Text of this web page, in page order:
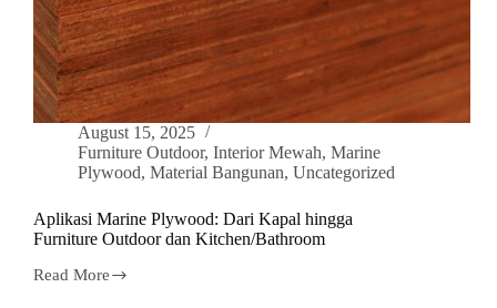
August 15, 2025
Furniture Outdoor, Interior Mewah, Marine
Plywood, Material Bangunan, Uncategorized
Aplikasi Marine Plywood: Dari Kapal hingga
Furniture Outdoor dan Kitchen/Bathroom
Read More